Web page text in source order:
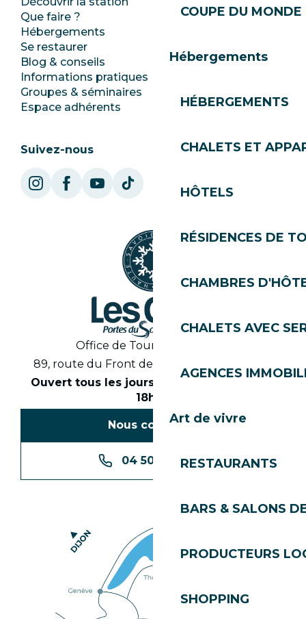
COUPE DU
Hébergements
HÉBERGEMENTS
CHALETS ET
HÔTELS
RÉSIDENCES DE
CHAMBRES
CHALETS AVEC
AGENCES
Art de vivre
RESTAURANTS
BARS & SALONS
PRODUCTEURS
SHOPPING
Que faire ?
Hébergements
Se restaurer
Blog & conseils
Informations pratiques
Groupes & séminaires
Espace adhérents
Club Les Gets
Ecotourisme
SoleGets
Les Gets Tourisme
Suivez-nous
Office de Tourisme des Gets
89, route du Front de Neige 74260 Les Gets
Ouvert tous les jours en saison de 8h30 à
18h30
Nous contacter
04 50 74 74 74